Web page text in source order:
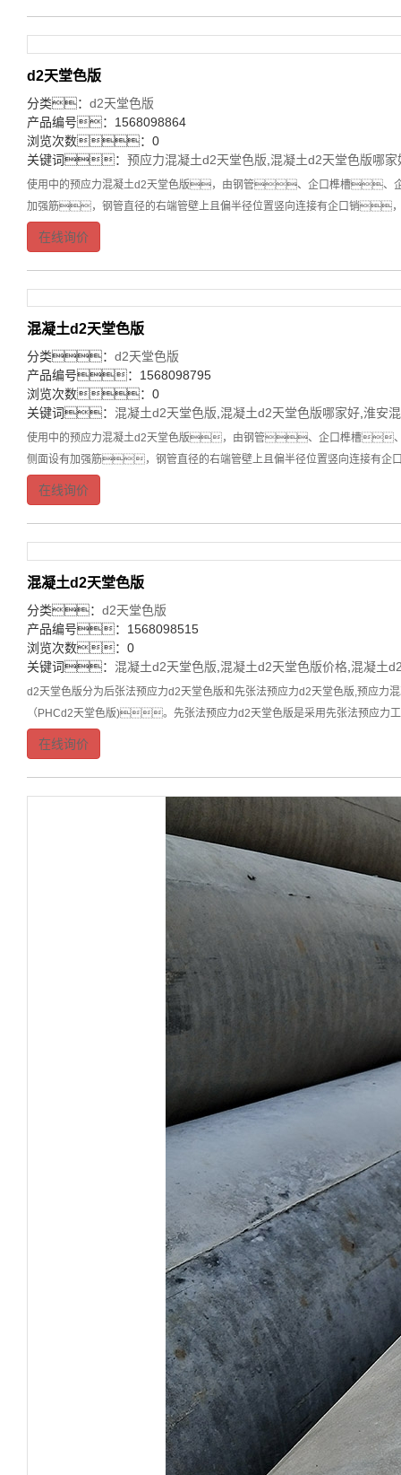
d2天堂色版
分类： d2天堂色版
产品编号：1568098864
浏览次数：0
关键词： 预应力混凝土d2天堂色版 混凝土d2天堂色版哪家
使用中的预应力混凝土d2天堂色版，由钢管、企口榫槽、企
加强筋，钢管直径的右端管壁上且偏半径位置竖向连接有企口销
在线询价
混凝土d2天堂色版
分类： d2天堂色版
产品编号：1568098795
浏览次数：0
关键词： 混凝土d2天堂色版,混凝土d2天堂色版哪家好,淮安
使用中的预应力混凝土d2天堂色版，由钢管、企口榫槽
侧面设有加强筋，钢管直径的右端管壁上且偏半径位置竖向连接有
在线询价
混凝土d2天堂色版
分类： d2天堂色版
产品编号：1568098515
浏览次数：0
关键词： 混凝土d2天堂色版,混凝土d2天堂色版价格,混凝土
d2天堂色版分为后张法预应力d2天堂色版和先张法预应力d2天堂色版,预应力
（PHCd2天堂色版)。先张法预应力d2天堂色版是采用先张法预应
在线询价